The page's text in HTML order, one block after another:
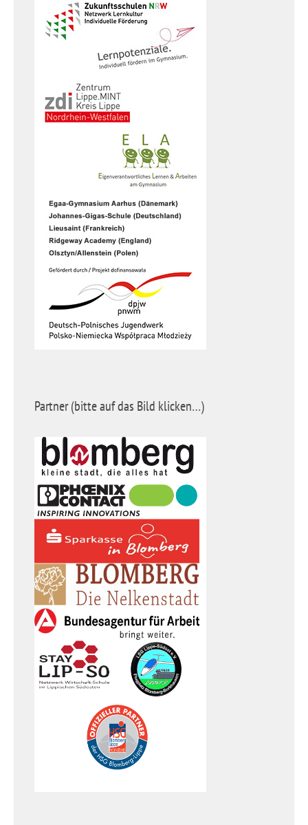
Partner (bitte auf das Bild klicken…)